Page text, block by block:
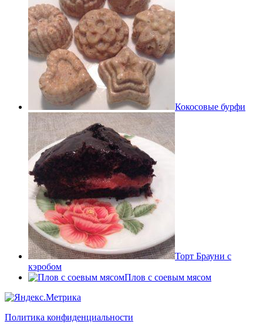
Кокосовые бурфи
Торт Брауни с
кэробом
Плов с соевым мясом
Политика конфиденциальности